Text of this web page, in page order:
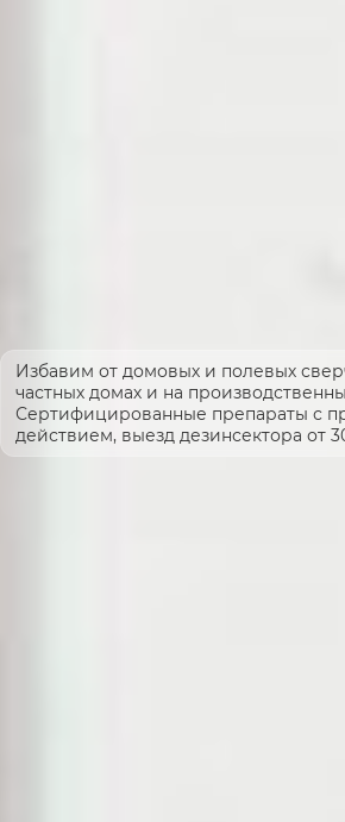
Избавим от домовых и полевых
частных домах и на
Сертифицированные препараты с
действием, выезд дезинсектора от